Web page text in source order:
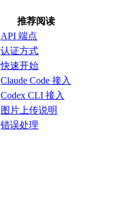
推荐阅读
API 端点
认证方式
快速开始
Claude Code 接入
Codex CLI 接入
图片上传说明
错误处理